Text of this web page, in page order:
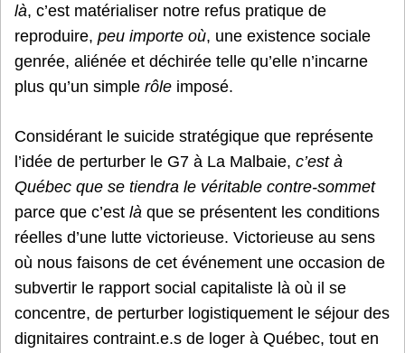
là, c’est matérialiser notre refus pratique de
reproduire, peu importe où, une existence sociale
genrée, aliénée et déchirée telle qu’elle n’incarne
plus qu’un simple rôle imposé.
Considérant le suicide stratégique que représente
l’idée de perturber le G7 à La Malbaie, c’est à
Québec que se tiendra le véritable contre-sommet
parce que c’est là que se présentent les conditions
réelles d’une lutte victorieuse. Victorieuse au sens
où nous faisons de cet événement une occasion de
subvertir le rapport social capitaliste là où il se
concentre, de perturber logistiquement le séjour des
dignitaires contraint.e.s de loger à Québec, tout en